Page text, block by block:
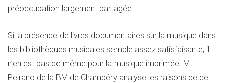
préoccupation largement partagée.
Si la présence de livres documentaires sur la musique dans
les bibliothèques musicales semble assez satisfaisante, il
n’en est pas de même pour la musique imprimée. M.
Peirano de la BM de Chambéry analyse les raisons de ce